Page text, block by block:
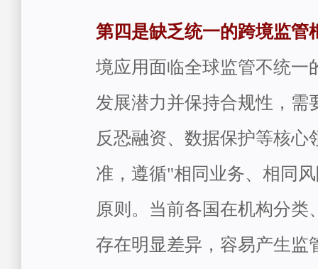
第四是缺乏统一的跨境监管
境应用面临全球监管不统一
发展潜力并保持合规性，需
反恐融资、数据保护等核心
准，遵循"相同业务、相同
原则。当前各国在机构分类
存在明显差异，容易产生监